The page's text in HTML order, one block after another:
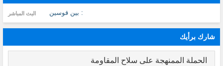
: بين قوسين البث المباشر
شارك برأيك
الحملة الممنهجة على سلاح المقاومة